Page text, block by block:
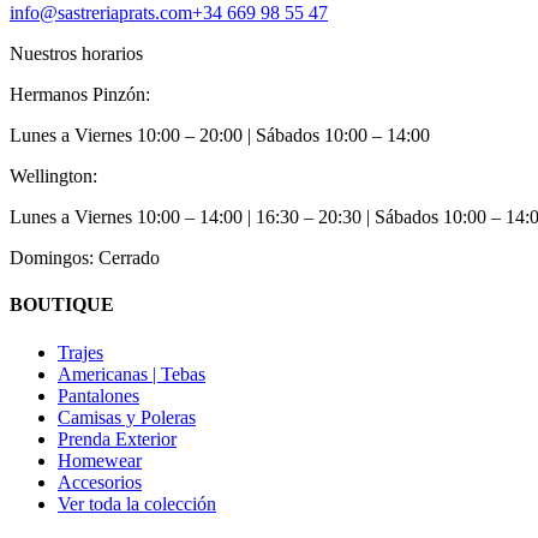
info@sastreriaprats.com+34 669 98 55 47
Nuestros horarios
Hermanos Pinzón:
Lunes a Viernes 10:00 – 20:00 | Sábados 10:00 – 14:00
Wellington:
Lunes a Viernes 10:00 – 14:00 | 16:30 – 20:30 | Sábados 10:00 –
Domingos: Cerrado
BOUTIQUE
Trajes
Americanas | Tebas
Pantalones
Camisas y Poleras
Prenda Exterior
Homewear
Accesorios
Ver toda la colección